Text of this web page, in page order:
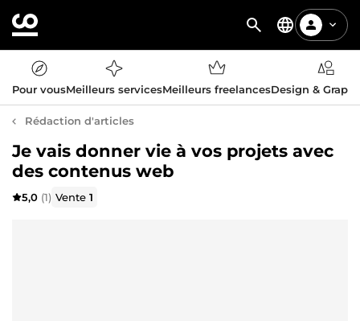
Pour vousMeilleurs servicesMeilleurs freelancesDesign &
Rédaction d'articles
Je vais donner vie à vos projets avec
des contenus web
5,0 (1) Vente1